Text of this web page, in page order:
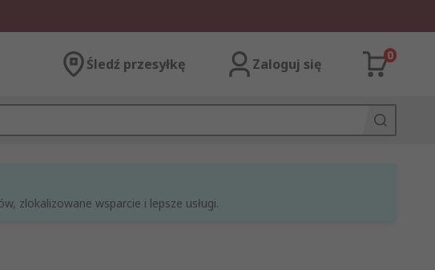
Śledź przesyłkę Zaloguj się
0
zlokalizowane wsparcie i lepsze usługi.